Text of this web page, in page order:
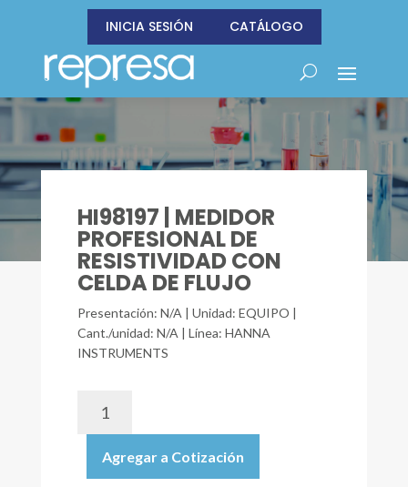
INICIA SESIÓN CATÁLOGO
HI98197 | MEDIDOR
PROFESIONAL DE
RESISTIVIDAD CON
CELDA DE FLUJO
Presentación: N/A | Unidad: EQUIPO |
Cant./unidad: N/A | Línea: HANNA
INSTRUMENTS
PROFESIONAL
Agregar a Cotización